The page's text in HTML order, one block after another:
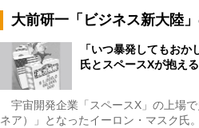
大前研一「ビジネス新大陸
「いつ暴発してもお
氏とスペースXが抱え
宇宙開発企業「スペースX」の上場
ネア）」となったイーロン・マスク氏